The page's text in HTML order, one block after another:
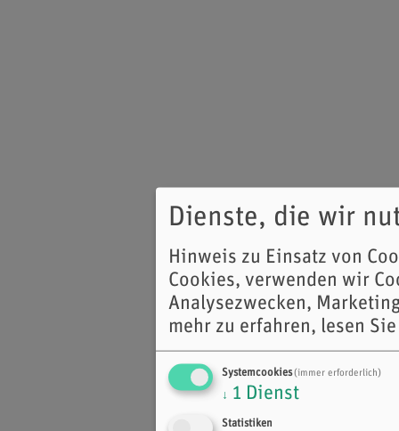
Dienste, die wir
Hinweis zu Einsatz von
Cookies, verwenden wir
Analysezwecken,
mehr zu erfahren, lesen
Systemcookies(immer erforderlich)
↓ 1 Dienst
Statistiken